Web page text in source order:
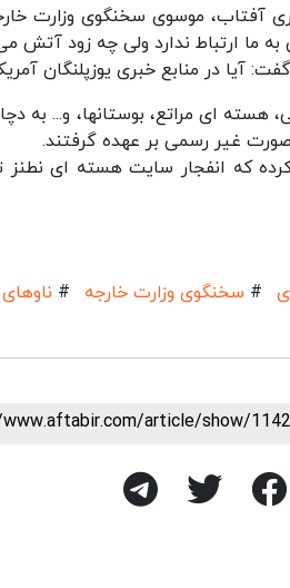
آفتاب، موسوی سخنگوی وزارت
ما ارتباط ندارد ولی چه زود آتش
آیا در منابع خبری یوزپلنگان
هسته ای مراتع، بوستانها، و... به
غیر رسمی بر عهده گرفتند.
که انفجار سایت هسته ای نطنز
# سخنگوی وزارت خارجه #
article/show/1142